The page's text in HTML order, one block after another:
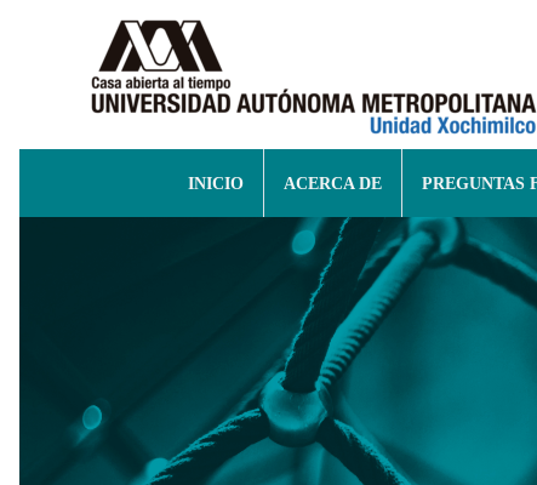
INICIO ACERCA DE PREGUNTAS